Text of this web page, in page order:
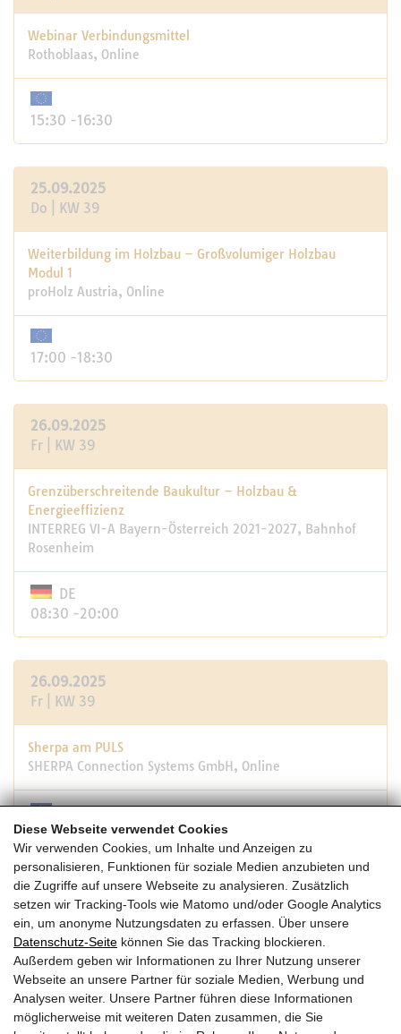
Diese Webseite verwendet Cookies
Wir verwenden Cookies, um Inhalte und Anzeigen zu
personalisieren, Funktionen für soziale Medien anzubieten und
die Zugriffe auf unsere Webseite zu analysieren. Zusätzlich
setzen wir Tracking-Tools wie Matomo und/oder Google Analytics
ein, um anonyme Nutzungsdaten zu erfassen. Über unsere
Datenschutz-Seite können Sie das Tracking blockieren.
Außerdem geben wir Informationen zu Ihrer Nutzung unserer
Webseite an unsere Partner für soziale Medien, Werbung und
Analysen weiter. Unsere Partner führen diese Informationen
möglicherweise mit weiteren Daten zusammen, die Sie
Webinar Verbindungsmittel
Rothoblaas, Online
15:30 -16:30
25.09.2025
Do | KW 39
Weiterbildung im Holzbau – Großvolumiger Holzbau
Modul 1
proHolz Austria, Online
17:00 -18:30
26.09.2025
Fr | KW 39
Grenzüberschreitende Baukultur – Holzbau &
Energieeffizienz
INTERREG VI-A Bayern-Österreich 2021-2027, Bahnhof
Rosenheim
DE
08:30 -20:00
26.09.2025
Fr | KW 39
Sherpa am PULS
SHERPA Connection Systems GmbH, Online
10:00 -10:40
16.04.-24.09.25
Do-Mi | KW 16
5. Forum Wood Building Nordic 2026
Forum Holzbau, Oslo Congress Centre